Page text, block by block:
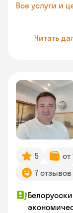
Все услуги и
Читать
5 от
7 отзывов